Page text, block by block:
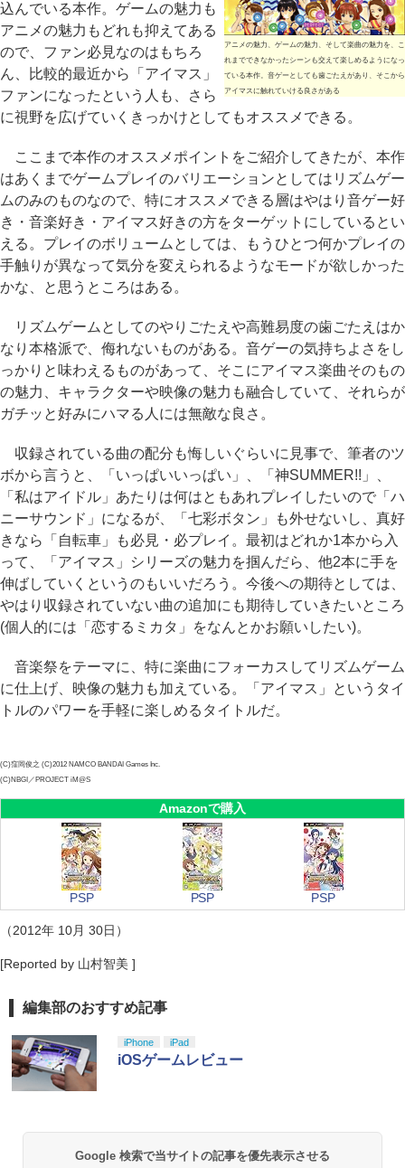
アニメの魅力、ゲームの魅力、そして楽曲の魅力を、こ
れまでできなかったシーンも交えて楽しめるようになっ
ている本作。音ゲーとしても歯ごたえがあり、そこから
アイマスに触れていける良さがある
込んでいる本作。ゲームの魅力も
アニメの魅力もどれも抑えてある
ので、ファン必見なのはもちろ
ん、比較的最近から「アイマス」
ファンになったという人も、さら
に視野を広げていくきっかけとしてもオススメできる。
ここまで本作のオススメポイントをご紹介してきたが、本作
はあくまでゲームプレイのバリエーションとしてはリズムゲー
ムのみのものなので、特にオススメできる層はやはり音ゲー好
き・音楽好き・アイマス好きの方をターゲットにしているとい
える。プレイのボリュームとしては、もうひとつ何かプレイの
手触りが異なって気分を変えられるようなモードが欲しかった
かな、と思うところはある。
リズムゲームとしてのやりごたえや高難易度の歯ごたえはか
なり本格派で、侮れないものがある。音ゲーの気持ちよさをし
っかりと味わえるものがあって、そこにアイマス楽曲そのもの
の魅力、キャラクターや映像の魅力も融合していて、それらが
ガチッと好みにハマる人には無敵な良さ。
収録されている曲の配分も悔しいぐらいに見事で、筆者のツ
ボから言うと、「いっぱいいっぱい」、「神SUMMER!!」、
「私はアイドル」あたりは何はともあれプレイしたいので「ハ
ニーサウンド」になるが、「七彩ボタン」も外せないし、真好
きなら「自転車」も必見・必プレイ。最初はどれか1本から入
って、「アイマス」シリーズの魅力を掴んだら、他2本に手を
伸ばしていくというのもいいだろう。今後への期待としては、
やはり収録されていない曲の追加にも期待していきたいところ
(個人的には「恋するミカタ」をなんとかお願いしたい)。
音楽祭をテーマに、特に楽曲にフォーカスしてリズムゲーム
に仕上げ、映像の魅力も加えている。「アイマス」というタイ
トルのパワーを手軽に楽しめるタイトルだ。
(C)窪岡俊之 (C)2012 NAMCO BANDAI Games Inc.
(C)NBGI／PROJECT iM@S
Amazonで購入
PSP PSP PSP
（2012年 10月 30日）
[Reported by 山村智美 ]
編集部のおすすめ記事
iPhone iPad
iOSゲームレビュー
Google 検索で当サイトの記事を優先表示させる